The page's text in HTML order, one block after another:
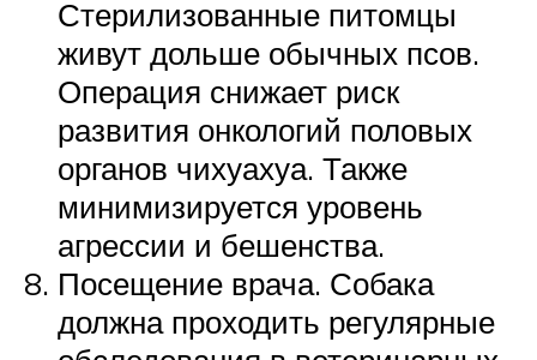
Стерилизованные питомцы
живут дольше обычных псов.
Операция снижает риск
развития онкологий половых
органов чихуахуа. Также
минимизируется уровень
агрессии и бешенства.
Посещение врача. Собака
должна проходить регулярные